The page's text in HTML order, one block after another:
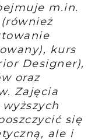
m.in.
kurs
Designer),
oraz
Zajęcia
się
ale i